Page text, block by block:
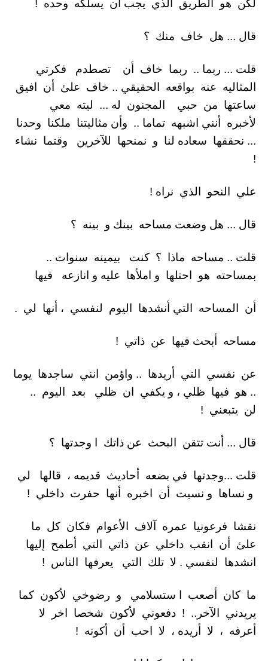
لكن هو الطريق الذي يجب أن يسلكه وحده !
قال ... هل خاف منك ؟
قلت ... ربما .. ربما خاف أن تصطدم فكرتي
المثاليه عنه بواقعه الحقيقي .. خاف علئ أن افيق
ساعتها من حبي المجنون له ... ليته معي
لأخبره أنني اشبهه تماما .. وأن مثاليتنا ملكنا وحدنا
... نحققها سعاده لنا و نمنحها للآخرين وقتما نشاء
!
علي النحو الذي نراه !
قال ... هل وضعت مساحه بينك و بينه ؟
قلت .. مساحه ماذا ؟ كنت بيمينه سنوات ..
بمساحته هو احتلها و املأها عليه و انازعه فيها
أن المساحه التي أنشدها اليوم لنفسي ، أنها لي .
مساحه أبحث فيها عن ذاتي !
عن نفسي التي أريدها .. واؤمن انني ساجدها يوما
.. هو فيها ظلي ، و يكفي ان ظلي بعد اليوم ..
لن يتبعني !
قال ... أنت تتقن البحث عن ذاتك ا وجدتها ؟
قلت ...وجدتها في بضعه أحاديث قديمه ، قالها لي
و نساها و نسيت أن اخبره أنها حفرت داخلي !
نقشا فرعونيا عمره آلاف الأعوام فكان كل ما
علئ أن انقب داخلي عن ذاتي التي أطمح إليها
انشدها لنفسي . لا تلك التي يعرفها الناس !
ما كان أصعب ا ستسلامي و رضوخي لأكون كما
يريدني الآخر.. ! دفعوني لأكون شخصا اخر لا
أعرفه ، لا أريده ، لا احب أن أكونه !